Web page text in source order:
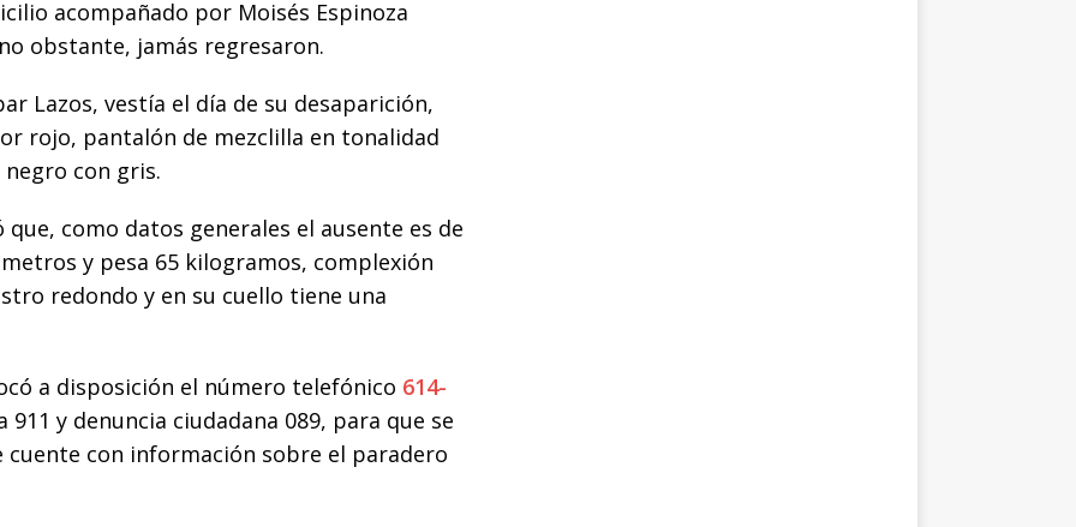
acompañado por Moisés Espinoza
obstante, jamás regresaron.
Lazos, vestía el día de su desaparición,
rojo, pantalón de mezclilla en tonalidad
con gris.
como datos generales el ausente es de
y pesa 65 kilogramos, complexión
redondo y en su cuello tiene una
a disposición el número telefónico 614-
911 y denuncia ciudadana 089, para que se
con información sobre el paradero